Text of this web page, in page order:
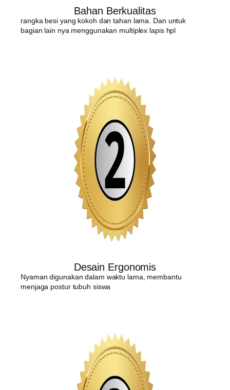
Bahan Berkualitas
rangka besi yang kokoh dan tahan lama. Dan untuk
bagian lain nya menggunakan multiplex lapis hpl
Desain Ergonomis
Nyaman digunakan dalam waktu lama, membantu
menjaga postur tubuh siswa